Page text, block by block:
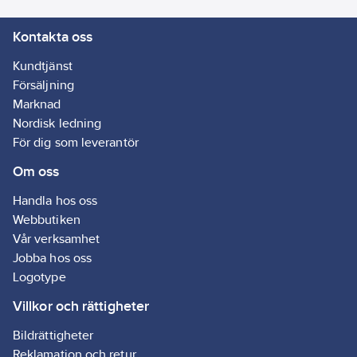
Kontakta oss
Kundtjänst
Försäljning
Marknad
Nordisk ledning
För dig som leverantör
Om oss
Handla hos oss
Webbutiken
Vår verksamhet
Jobba hos oss
Logotype
Villkor och rättigheter
Bildrättigheter